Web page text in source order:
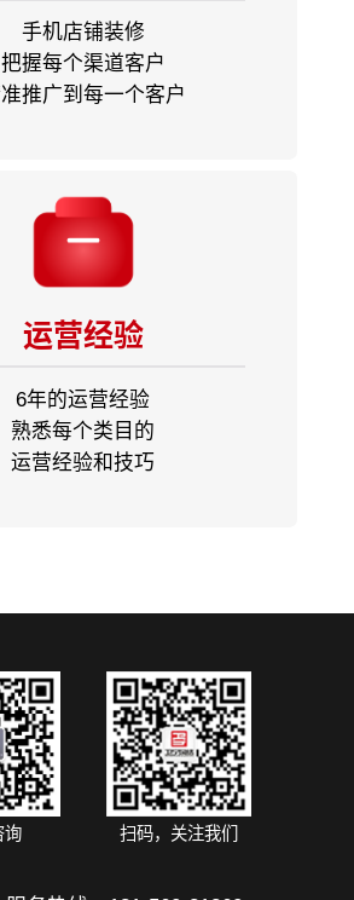
手机店铺装修
把握每个渠道客户
推广到每一个客户
运营经验
6年的运营经验
熟悉每个类目的
运营经验和技巧
询 扫码，关注我们